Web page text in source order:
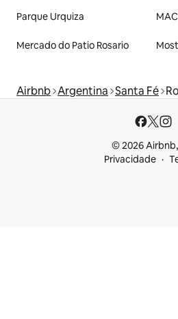
Parque Urquiza
Mercado do Patio Rosario
Airbnb Argentina Santa Fé
© 2026
Privacidade